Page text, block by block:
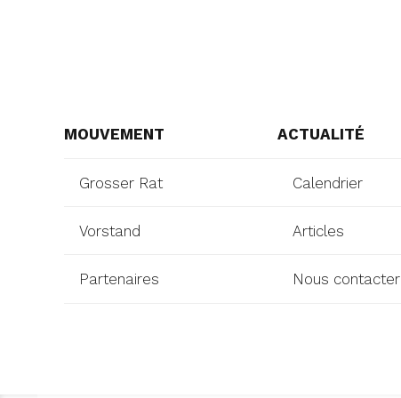
MOUVEMENT
Grosser Rat
Vorstand
Partenaires
ACTUALITÉ
Calendrier
Articles
Nous contacter